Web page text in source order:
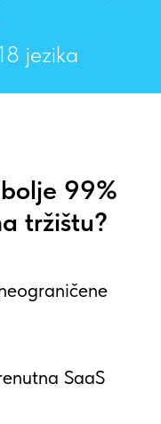
jezika
99%
tržištu?
SaaS